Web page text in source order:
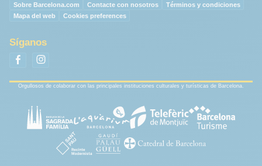
Sobre Barcelona.com Contacte con nosotros
Términos y condiciones
Mapa del web
Cookies preferences
Síganos
Orgullosos de colaborar con las principales instituciones culturales y turísticas de Barcelona.